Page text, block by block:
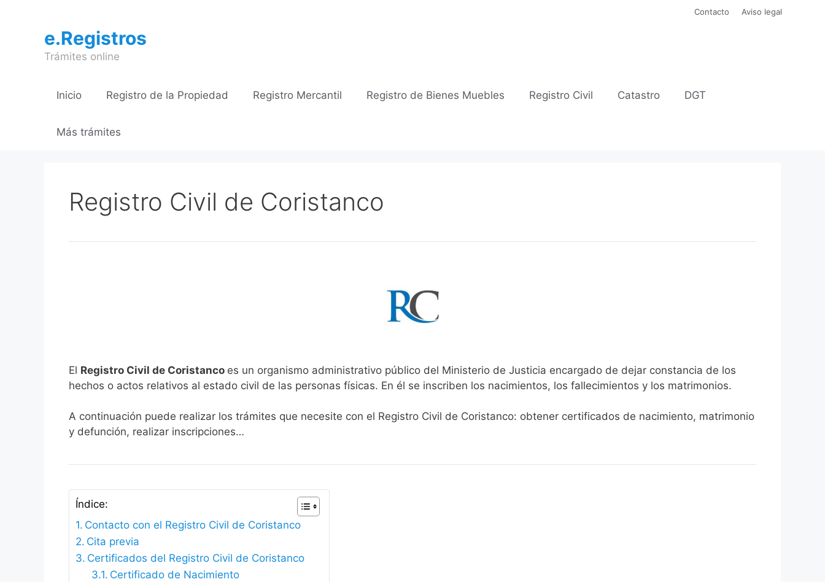
contenido
Contacto Aviso legal
e.Registros
Trámites online
Inicio Registro de la Propiedad Registro Mercantil Registro de Bienes Muebles Registro Civil Catastro DGT
Más trámites
Registro Civil de Coristanco
El Registro Civil de Coristanco es un organismo administrativo público del Ministerio de Justicia encargado de dejar constancia de los
hechos o actos relativos al estado civil de las personas físicas. En él se inscriben los nacimientos, los fallecimientos y los matrimonios.
A continuación puede realizar los trámites que necesite con el Registro Civil de Coristanco: obtener certificados de nacimiento, matrimonio
y defunción, realizar inscripciones…
Índice:
Contacto con el Registro Civil de Coristanco
Cita previa
Certificados del Registro Civil de Coristanco
Certificado de Nacimiento